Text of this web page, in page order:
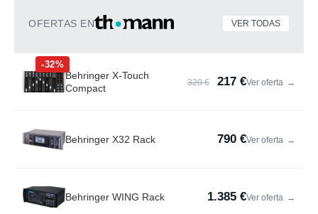
OFERTAS EN VER TODAS
-32%
Behringer X-Touch
Compact
320 € 217 €Ver oferta →
Behringer X32 Rack 790 €Ver oferta →
Behringer WING Rack 1.385 €Ver oferta →